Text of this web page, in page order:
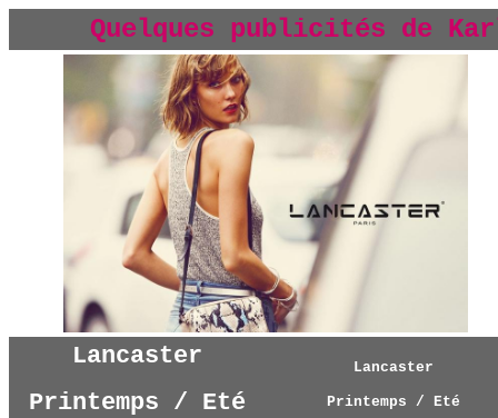
Quelques publicités de
Lancaster
Printemps / Eté
Lancaster
Printemps / Eté